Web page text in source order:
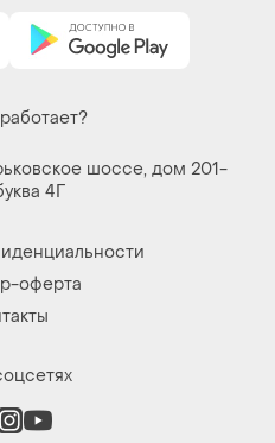
шоссе, дом 201-
4Г
оферта